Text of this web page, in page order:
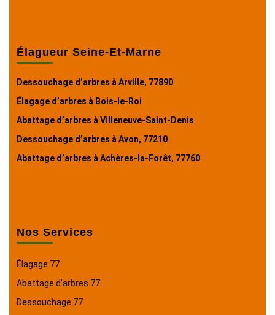
Élagueur Seine-Et-Marne
Dessouchage d’arbres à Arville, 77890
Élagage d’arbres à Bois-le-Roi
Abattage d’arbres à Villeneuve-Saint-Denis
Dessouchage d’arbres à Avon, 77210
Abattage d’arbres à Achères-la-Forêt, 77760
Nos Services
Élagage 77
Abattage d’arbres 77
Dessouchage 77